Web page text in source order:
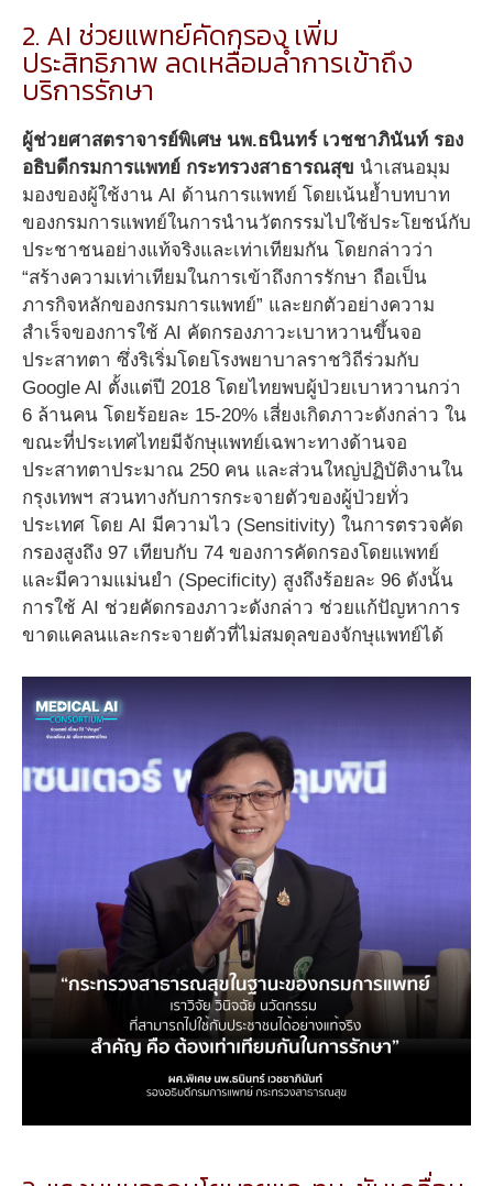
2. AI ช่วยแพทย์คัดกรอง เพิ่ม
ประสิทธิภาพ ลดเหลื่อมล้ำการเข้าถึง
บริการรักษา
ผู้ช่วยศาสตราจารย์พิเศษ นพ.ธนินทร์ เวชชาภินันท์ รอง
อธิบดีกรมการแพทย์ กระทรวงสาธารณสุข นำเสนอมุม
มองของผู้ใช้งาน AI ด้านการแพทย์ โดยเน้นย้ำบทบาท
ของกรมการแพทย์ในการนำนวัตกรรมไปใช้ประโยชน์กับ
ประชาชนอย่างแท้จริงและเท่าเทียมกัน โดยกล่าวว่า
“สร้างความเท่าเทียมในการเข้าถึงการรักษา ถือเป็น
ภารกิจหลักของกรมการแพทย์” และยกตัวอย่างความ
สำเร็จของการใช้ AI คัดกรองภาวะเบาหวานขึ้นจอ
ประสาทตา ซึ่งริเริ่มโดยโรงพยาบาลราชวิถีร่วมกับ
Google AI ตั้งแต่ปี 2018 โดยไทยพบผู้ป่วยเบาหวานกว่า
6 ล้านคน โดยร้อยละ 15-20% เสี่ยงเกิดภาวะดังกล่าว ใน
ขณะที่ประเทศไทยมีจักษุแพทย์เฉพาะทางด้านจอ
ประสาทตาประมาณ 250 คน และส่วนใหญ่ปฏิบัติงานใน
กรุงเทพฯ สวนทางกับการกระจายตัวของผู้ป่วยทั่ว
ประเทศ โดย AI มีความไว (Sensitivity) ในการตรวจคัด
กรองสูงถึง 97 เทียบกับ 74 ของการคัดกรองโดยแพทย์
และมีความแม่นยำ (Specificity) สูงถึงร้อยละ 96 ดังนั้น
การใช้ AI ช่วยคัดกรองภาวะดังกล่าว ช่วยแก้ปัญหาการ
ขาดแคลนและกระจายตัวที่ไม่สมดุลของจักษุแพทย์ได้